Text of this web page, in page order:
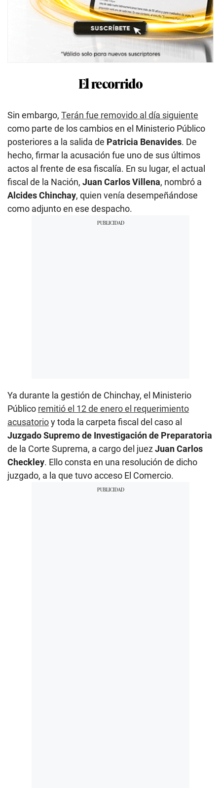
El recorrido
Sin embargo, Terán fue removido al día siguiente
como parte de los cambios en el Ministerio Público
posteriores a la salida de Patricia Benavides. De
hecho, firmar la acusación fue uno de sus últimos
actos al frente de esa fiscalía. En su lugar, el actual
fiscal de la Nación, Juan Carlos Villena, nombró a
Alcides Chinchay, quien venía desempeñándose
como adjunto en ese despacho.
Ya durante la gestión de Chinchay, el Ministerio
Público remitió el 12 de enero el requerimiento
acusatorioy toda la carpeta fiscal del caso al
Juzgado Supremo de Investigación de Preparatoria
de la Corte Suprema, a cargo del juezJuan Carlos
Checkley. Ello consta en una resolución de dicho
juzgado, a la que tuvo acceso El Comercio.